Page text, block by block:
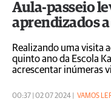
Aula-passeio
aprendizados
Realizando uma visita
quinto ano da Escola
acrescentar inúmeras
00:37 | 02 07 2024 | VAMOS